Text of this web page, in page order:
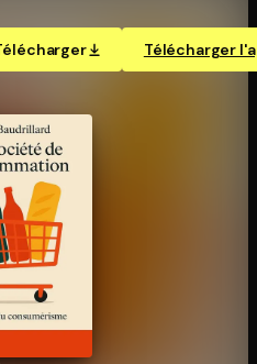
Télécharger